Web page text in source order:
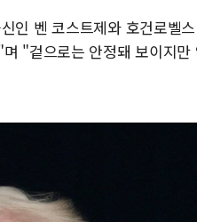
인 벤 코스트제와 호건로벨
"겉으로는 안정돼 보이지